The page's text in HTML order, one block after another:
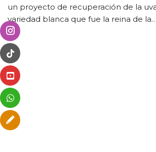
un proyecto de recuperación de la
variedad blanca que fue la reina de la…